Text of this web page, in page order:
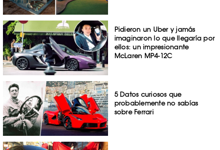
Pidieron un Uber y jamás
imaginaron lo que llegaría por
ellos: un impresionante
McLaren MP4-12C
5 Datos curiosos que
probablemente no sabías
sobre Ferrari